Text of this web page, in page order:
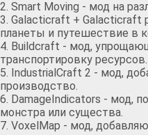
2. Smart Moving - мод на
3. Galacticraft +
планеты и путешествие в
4. Buildcraft - мод,
транспортировку ресурсов.
5. IndustrialCraft 2 - мод,
производство.
6. DamageIndicators - мод,
монстра или существа.
7. VoxelMap - мод,